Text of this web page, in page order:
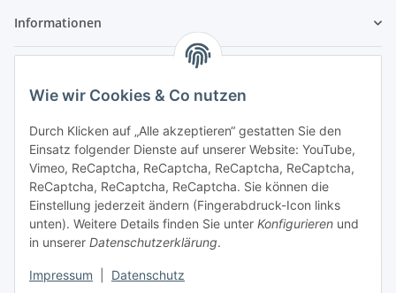
Wie wir Cookies & Co nutzen
Durch Klicken auf „Alle akzeptieren“ gestatten Sie den
Einsatz folgender Dienste auf unserer Website: YouTube,
Vimeo, ReCaptcha, ReCaptcha, ReCaptcha, ReCaptcha,
ReCaptcha, ReCaptcha, ReCaptcha. Sie können die
Einstellung jederzeit ändern (Fingerabdruck-Icon links
unten). Weitere Details finden Sie unter Konfigurieren und
in unserer Datenschutzerklärung.
Impressum Datenschutz
Informationen
Vertrag widerrufen